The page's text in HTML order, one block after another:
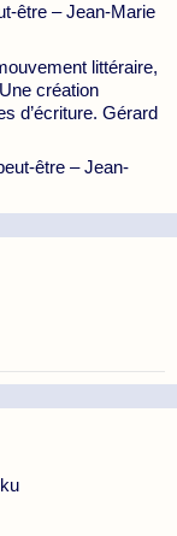
être – Jean-Marie
littéraire,
création
d’écriture. Gérard
être – Jean-